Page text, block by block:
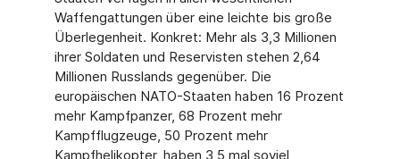
Waffengattungen über eine leichte bis große
Überlegenheit. Konkret: Mehr als 3,3 Millionen
ihrer Soldaten und Reservisten stehen 2,64
Millionen Russlands gegenüber. Die
europäischen NATO-Staaten haben 16 Prozent
mehr Kampfpanzer, 68 Prozent mehr
Kampfflugzeuge, 50 Prozent mehr
Kampfhelikopter, haben 3,5 mal soviel